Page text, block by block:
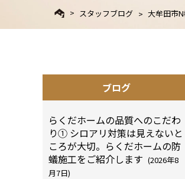
スタッフブログ 大牟田市
ブログ
らくだホームの品質へのこだわ
り① シロアリ対策は見えないと
ころが大切。らくだホームの防
蟻施工をご紹介します (2026年8
月7日)